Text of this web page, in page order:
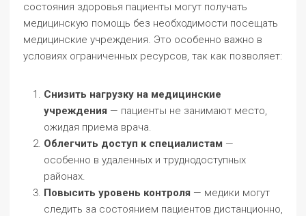
состояния здоровья пациенты могут получать
медицинскую помощь без необходимости посещать
медицинские учреждения. Это особенно важно в
условиях ограниченных ресурсов, так как позволяет:
Снизить нагрузку на медицинские
учреждения — пациенты не занимают место,
ожидая приема врача.
Облегчить доступ к специалистам —
особенно в удаленных и труднодоступных
районах.
Повысить уровень контроля — медики могут
следить за состоянием пациентов дистанционно,